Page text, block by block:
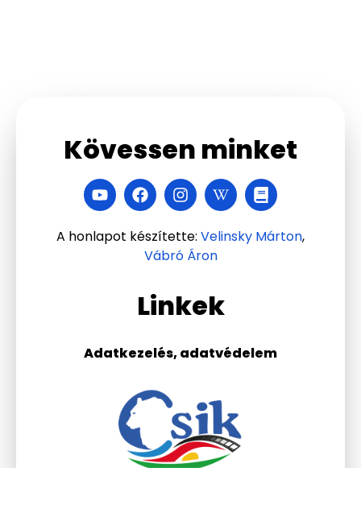
Linkek
Adatkezelés, adatvédelem
Kövessen minket
A honlapot készítette: Velinsky Márton,
Vábró Áron